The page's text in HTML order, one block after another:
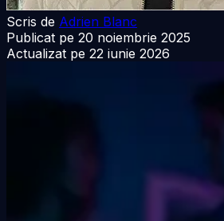
Scris de Adrien Blanc
Publicat pe 20 noiembrie 2025
Actualizat pe 22 iunie 2026